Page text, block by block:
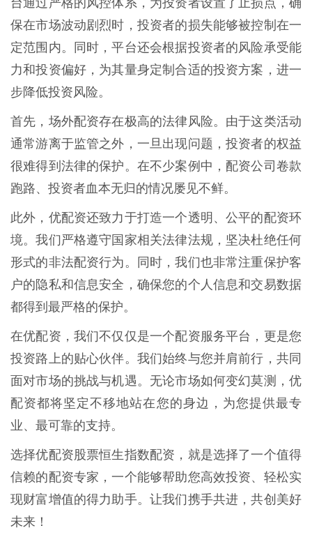
保在市场波动剧烈时，投资者的损失能够被控制在一
定范围内。同时，平台还会根据投资者的风险承受能
力和投资偏好，为其量身定制合适的投资方案，进一
步降低投资风险。
首先，场外配资存在极高的法律风险。由于这类活动
通常游离于监管之外，一旦出现问题，投资者的权益
很难得到法律的保护。在不少案例中，配资公司卷款
跑路、投资者血本无归的情况屡见不鲜。
此外，优配资还致力于打造一个透明、公平的配资环
境。我们严格遵守国家相关法律法规，坚决杜绝任何
形式的非法配资行为。同时，我们也非常注重保护客
户的隐私和信息安全，确保您的个人信息和交易数据
都得到最严格的保护。
在优配资，我们不仅仅是一个配资服务平台，更是您
投资路上的贴心伙伴。我们始终与您并肩前行，共同
面对市场的挑战与机遇。无论市场如何变幻莫测，优
配资都将坚定不移地站在您的身边，为您提供最专
业、最可靠的支持。
选择优配资股票恒生指数配资，就是选择了一个值得
信赖的配资专家，一个能够帮助您高效投资、轻松实
现财富增值的得力助手。让我们携手共进，共创美好
未来！